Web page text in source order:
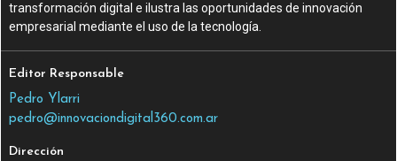
transformación digital e ilustra las oportunidades de innovación
empresarial mediante el uso de la tecnología.
Editor Responsable
Pedro Ylarri
pedro@innovaciondigital360.com.ar
Dirección